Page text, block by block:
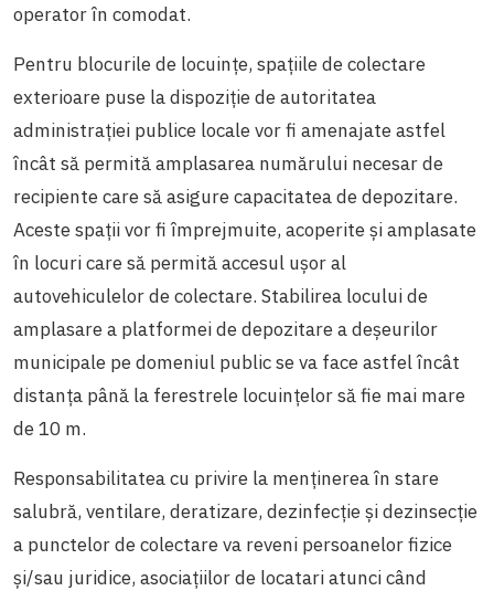
operator în comodat.
Pentru blocurile de locuințe, spaţiile de colectare
exterioare puse la dispoziţie de autoritatea
administraţiei publice locale vor fi amenajate astfel
încât să permită amplasarea numărului necesar de
recipiente care să asigure capacitatea de depozitare.
Aceste spaţii vor fi împrejmuite, acoperite şi amplasate
în locuri care să permită accesul uşor al
autovehiculelor de colectare. Stabilirea locului de
amplasare a platformei de depozitare a deşeurilor
municipale pe domeniul public se va face astfel încât
distanţa până la ferestrele locuințelor să fie mai mare
de 10 m.
Responsabilitatea cu privire la menținerea în stare
salubră, ventilare, deratizare, dezinfecție și dezinsecție
a punctelor de colectare va reveni persoanelor fizice
și/sau juridice, asociațiilor de locatari atunci când